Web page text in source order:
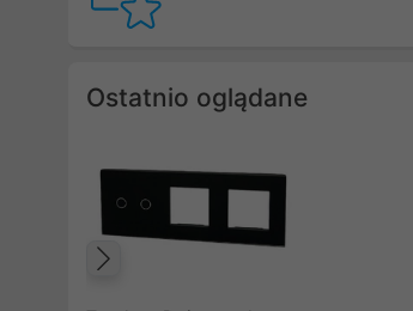
Ostatnio oglądane